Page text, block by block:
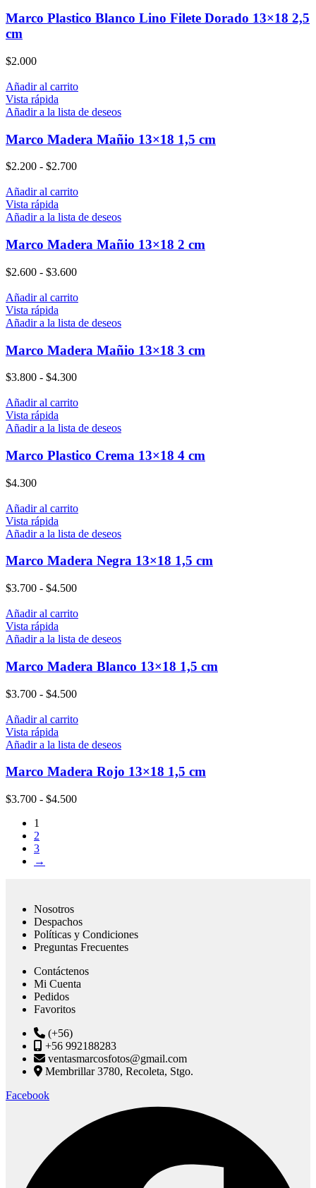
Marco Plastico Blanco Lino Filete Dorado 13×18 2,5
cm
$2.000
Añadir al carrito
Vista rápida
Añadir a la lista de deseos
Marco Madera Mañio 13×18 1,5 cm
$2.200 - $2.700
Añadir al carrito
Vista rápida
Añadir a la lista de deseos
Marco Madera Mañio 13×18 2 cm
$2.600 - $3.600
Añadir al carrito
Vista rápida
Añadir a la lista de deseos
Marco Madera Mañio 13×18 3 cm
$3.800 - $4.300
Añadir al carrito
Vista rápida
Añadir a la lista de deseos
Marco Plastico Crema 13×18 4 cm
$4.300
Añadir al carrito
Vista rápida
Añadir a la lista de deseos
Marco Madera Negra 13×18 1,5 cm
$3.700 - $4.500
Añadir al carrito
Vista rápida
Añadir a la lista de deseos
Marco Madera Blanco 13×18 1,5 cm
$3.700 - $4.500
Añadir al carrito
Vista rápida
Añadir a la lista de deseos
Marco Madera Rojo 13×18 1,5 cm
$3.700 - $4.500
1
2
3
→
Nosotros
Despachos
Políticas y Condiciones
Preguntas Frecuentes
Contáctenos
Mi Cuenta
Pedidos
Favoritos
(+56)
+56 992188283
ventasmarcosfotos@gmail.com
Membrillar 3780, Recoleta, Stgo.
Facebook